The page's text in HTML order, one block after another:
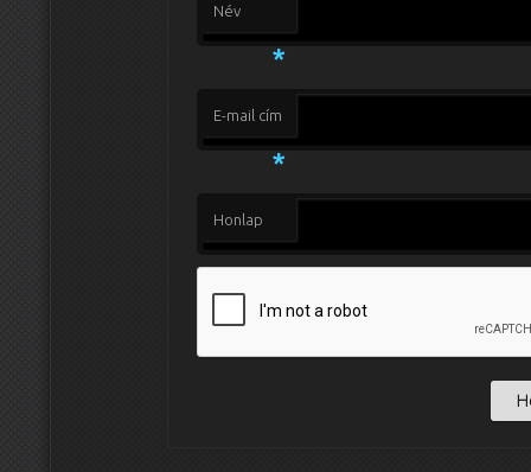
Név
*
E-mail cím
*
Honlap